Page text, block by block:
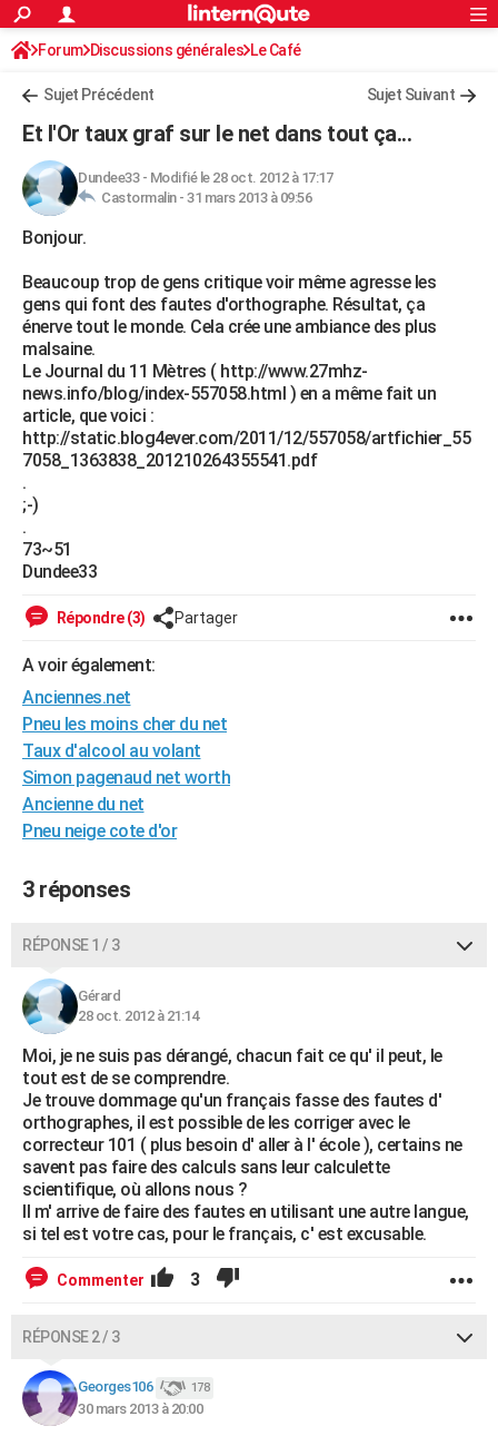
ACTUALITÉS
Politique
Société
Faits Divers
Education
Monde
Villes
+
FINANCE
Retraite
Impôts
Epargne
Immobilier
Risques naturels par ville
Banque
Assurance
Crédit
AUTO
Essais
Réserver un essai
Citadines
Berlines
SUV
Forum auto
+HIGH-TECH
Mobiles
Meilleur smartphone
Internet
Ordinateurs
Jeux vidéo
Guide high-tech
+BRICOLAGE
Forum
Aménagement intérieur
Extérieur
Cuisine
Salle de bains
Jardinage
Rangement
WEEK-END
Guides de France
Escapades
Patrimoine
Expositions
Musées
Week-end nature
LIFESTYLE
Art de vivre
Bien-être
Loisirs
Mode
Modes de vie
SANTE
Destinations
City break
Voyage nature
Voyage de noces
Forum
Climat
GUIDES D'ACHAT
BONS PLANS
CARTE DE VOEUX
Carte de Noël
Carte Bonne année
Carte Saint-Valentin
Carte Pâques
Carte d'anniversaire
DICTIONNAIRE
Dictionnaire
Biographies
Citations
Expressions
Proverbes
PROGRAMME TV
COPAINS D'AVANT
S'inscrire
Se connecter
Lycées
Collèges
Primaires
Universités
Entreprises
Service militaire
Avis de recherche
AVIS DE DÉCÈS
FORUM
S'inscrire
Connexion
Forum Discussions générales Le Café
Sujet Précédent Sujet Suivant
Et l'Or taux graf sur le net dans tout ça...
Dundee33- Modifié le 28 oct. 2012 à 17:17
Castormalin - 31 mars 2013 à 09:56
Bonjour.
Beaucoup trop de gens critique voir même agresse les
gens qui font des fautes d'orthographe. Résultat, ça
énerve tout le monde. Cela crée une ambiance des plus
malsaine.
Le Journal du 11 Mètres ( http://www.27mhz-
news.info/blog/index-557058.html ) en a même fait un
article, que voici :
http://static.blog4ever.com/2011/12/557058/artfichier_55
7058_1363838_201210264355541.pdf
.
;-)
.
73~51
Dundee33
Répondre (3) Partager
A voir également:
Anciennes.net
Pneu les moins cher du net
Taux d'alcool au volant
Simon pagenaud net worth
Ancienne du net
Pneu neige cote d'or
3 réponses
RÉPONSE 1 / 3
Gérard
28 oct. 2012 à 21:14
Moi, je ne suis pas dérangé, chacun fait ce qu' il peut, le
tout est de se comprendre.
Je trouve dommage qu'un français fasse des fautes d'
orthographes, il est possible de les corriger avec le
correcteur 101 ( plus besoin d' aller à l' école ), certains ne
savent pas faire des calculs sans leur calculette
scientifique, où allons nous ?
Il m' arrive de faire des fautes en utilisant une autre langue,
si tel est votre cas, pour le français, c' est excusable.
Commenter 3
RÉPONSE 2 / 3
Georges106 178
30 mars 2013 à 20:00